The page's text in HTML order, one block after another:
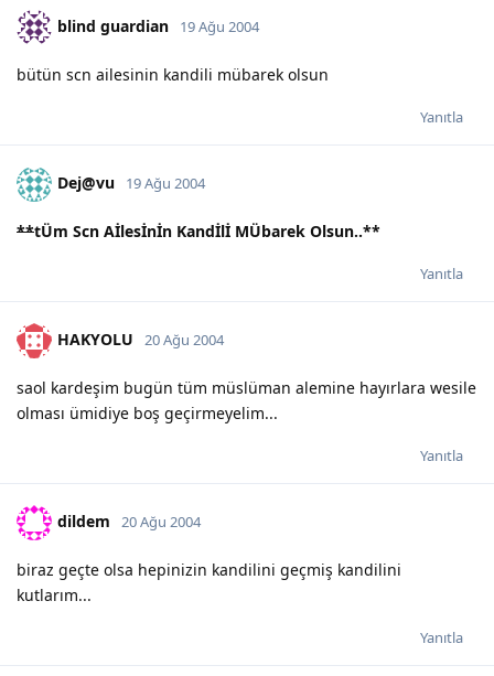
blind guardian 19 Ağu 2004
bütün scn ailesinin kandili mübarek olsun
Yanıtla
Dej@vu 19 Ağu 2004
**tÜm Scn Aİlesİnİn Kandİlİ MÜbarek Olsun..**
Yanıtla
HAKYOLU 20 Ağu 2004
saol kardeşim bugün tüm müslüman alemine hayırlara wesile
olması ümidiye boş geçirmeyelim...
Yanıtla
dildem 20 Ağu 2004
biraz geçte olsa hepinizin kandilini geçmiş kandilini
kutlarım...
Yanıtla